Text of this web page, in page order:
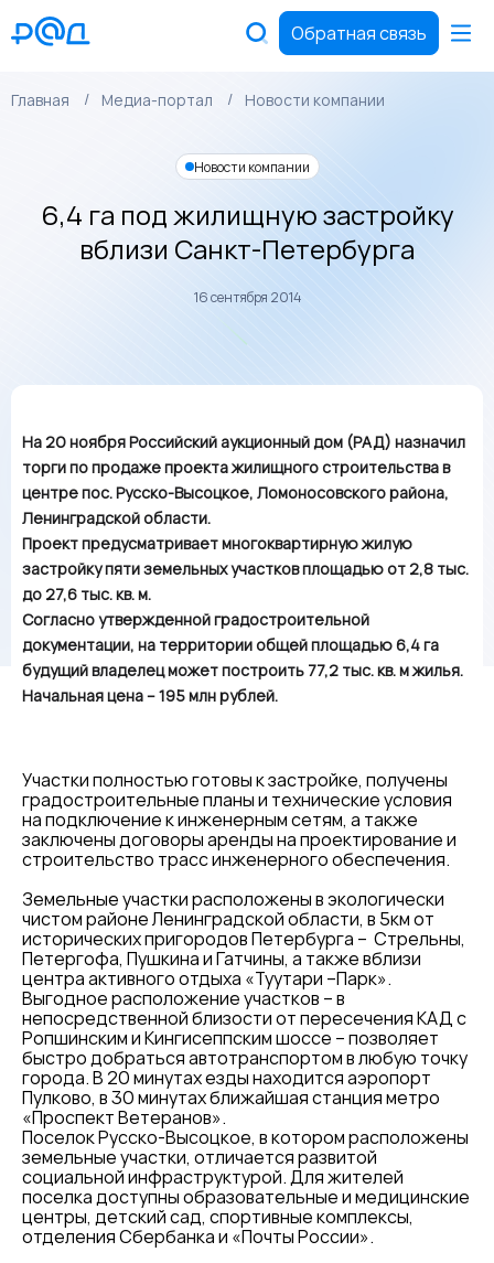
Обратная связь
Главная Медиа-портал Новости компании
Новости компании
6,4 га под жилищную застройку
вблизи Санкт-Петербурга
16 сентября 2014
На 20 ноября Российский аукционный дом (РАД) назначил
торги по продаже проекта жилищного строительства в
центре пос. Русско-Высоцкое, Ломоносовского района,
Ленинградской области.
Проект предусматривает многоквартирную жилую
застройку пяти земельных участков площадью от 2,8 тыс.
до 27,6 тыс. кв. м.
Согласно утвержденной градостроительной
документации, на территории общей площадью 6,4 га
будущий владелец может построить 77,2 тыс. кв. м жилья.
Начальная цена – 195 млн рублей.
Участки полностью готовы к застройке, получены
градостроительные планы и технические условия
на подключение к инженерным сетям, а также
заключены договоры аренды на проектирование и
строительство трасс инженерного обеспечения.
Земельные участки расположены в экологически
чистом районе Ленинградской области, в 5км от
исторических пригородов Петербурга – Стрельны,
Петергофа, Пушкина и Гатчины, а также вблизи
центра активного отдыха «Туутари –Парк».
Выгодное расположение участков – в
непосредственной близости от пересечения КАД с
Ропшинским и Кингисеппским шоссе – позволяет
быстро добраться автотранспортом в любую точку
города. В 20 минутах езды находится аэропорт
Пулково, в 30 минутах ближайшая станция метро
«Проспект Ветеранов».
Поселок Русско-Высоцкое, в котором расположены
земельные участки, отличается развитой
социальной инфраструктурой. Для жителей
поселка доступны образовательные и медицинские
центры, детский сад, спортивные комплексы,
отделения Сбербанка и «Почты России».